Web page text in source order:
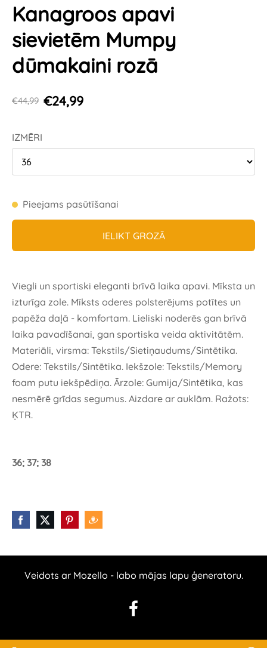
Kanagroos apavi
sievietēm Mumpy
dūmakaini rozā
€44,99 €24,99
IZMĒRI
Pieejams pasūtīšanai
IELIKT GROZĀ
Viegli un sportiski eleganti brīvā laika apavi. Mīksta un
izturīga zole. Mīksts oderes polsterējums potītes un
papēža daļā - komfortam. Lieliski noderēs gan brīvā
laika pavadīšanai, gan sportiska veida aktivitātēm.
Materiāli, virsma: Tekstils/Sietiņaudums/Sintētika.
Odere: Tekstils/Sintētika. Iekšzole: Tekstils/Memory
foam putu iekšpēdiņa. Ārzole: Gumija/Sintētika, kas
nesmērē grīdas segumus. Aizdare ar auklām. Ražots:
ĶTR.
36; 37; 38
Veidots ar Mozello - labo mājas lapu ģeneratoru.